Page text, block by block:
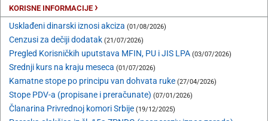
KORISNE INFORMACIJE ›
Usklađeni dinarski iznosi akciza (01/08/2026)
Cenzusi za dečiji dodatak (21/07/2026)
Pregled Korisničkih uputstava MFIN, PU i JIS LPA (03/07/2026)
Srednji kurs na kraju meseca (01/07/2026)
Kamatne stope po principu van dohvata ruke (27/04/2026)
Stope PDV-a (propisane i preračunate) (07/01/2026)
Članarina Privrednoj komori Srbije (19/12/2025)